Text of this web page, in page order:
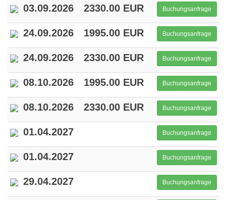
03.09.2026 2330.00 EUR Buchungsanfrage
24.09.2026 1995.00 EUR Buchungsanfrage
24.09.2026 2330.00 EUR Buchungsanfrage
08.10.2026 1995.00 EUR Buchungsanfrage
08.10.2026 2330.00 EUR Buchungsanfrage
01.04.2027 Buchungsanfrage
01.04.2027 Buchungsanfrage
29.04.2027 Buchungsanfrage